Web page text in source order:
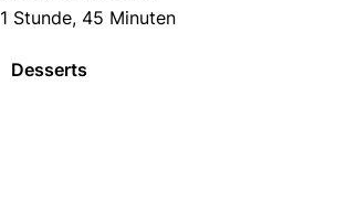
1 Stunde, 45 Minuten
Desserts